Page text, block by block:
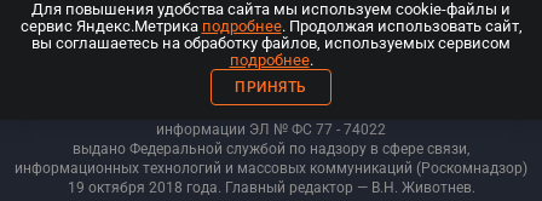
© ООО «Киберспорт.ру» — Все права защищены
18+
ООО «Киберспорт.ру». Свидетельство о регистрации средств массовой
информации ЭЛ № ФС 77 - 74022
выдано Федеральной службой по надзору в сфере связи,
информационных технологий и массовых коммуникаций (Роскомнадзор)
19 октября 2018 года. Главный редактор — В.Н. Животнев.
Для повышения удобства сайта мы используем cookie-файлы и
сервис Яндекс.Метрика подробнее. Продолжая использовать сайт,
вы соглашаетесь на обработку файлов, используемых сервисом
подробнее.
ПРИНЯТЬ